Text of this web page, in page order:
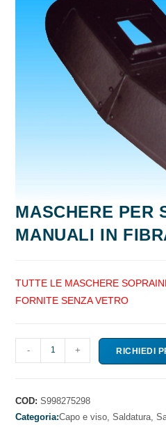
MASCHERE PER
MANUALI IN
TUTTE LE MASCHERE
FORNITE SENZA VETRO
MASCHERE
PER
MANUALI
IN
- + RICHIEDI
COD:S998275298
Categoria:Capo e viso,Saldatura,